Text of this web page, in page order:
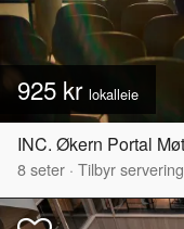
925 kr lokalleie
8seter · Tilbyr servering